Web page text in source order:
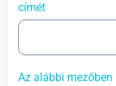
címét
Az alábbi